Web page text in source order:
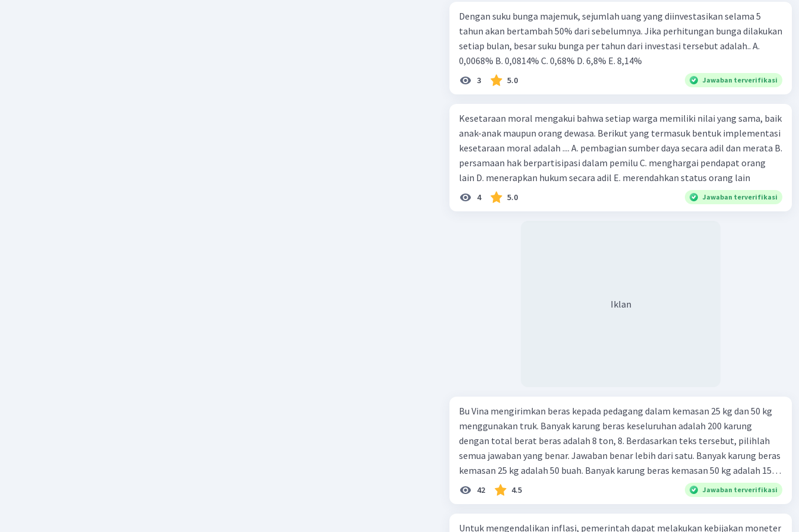
20. Nilai kehidupan yang terdapat pada kutipan teks tersebut adalah
nilai moral. Nilai moral adalah prinsip-prinsip atau tindakan yang
dianggap benar atau salah dalam konteks etika dan kebaikan. Dalam
kutipan teks tersebut, nilai moral yang terdapat adalah pentingnya
memiliki rasa syukur sebagai hamba dan menghargai apa yang kita
miliki dalam hidup. Hal ini mencerminkan nilai-nilai moral seperti
Beri Rating 0.0
Dengan suku bunga majemuk, sejumlah uang yang diinvestasikan selama 5
tahun akan bertambah 50% dari sebelumnya. Jika perhitungan bunga dilakukan
setiap bulan, besar suku bunga per tahun dari investasi tersebut adalah.. A.
0,0068% B. 0,0814% C. 0,68% D. 6,8% Ε. 8,14%
3 5.0 Jawaban terverifikasi
Kesetaraan moral mengakui bahwa setiap warga memiliki nilai yang sama, baik
anak-anak maupun orang dewasa. Berikut yang termasuk bentuk implementasi
kesetaraan moral adalah .... A. pembagian sumber daya secara adil dan merata B.
persamaan hak berpartisipasi dalam pemilu C. menghargai pendapat orang
lain D. menerapkan hukum secara adil E. merendahkan status orang lain
4 5.0 Jawaban terverifikasi
Iklan
Bu Vina mengirimkan beras kepada pedagang dalam kemasan 25 kg dan 50 kg
menggunakan truk. Banyak karung beras keseluruhan adalah 200 karung
dengan total berat beras adalah 8 ton, 8. Berdasarkan teks tersebut, pilihlah
semua jawaban yang benar. Jawaban benar lebih dari satu. Banyak karung beras
kemasan 25 kg adalah 50 buah. Banyak karung beras kemasan 50 kg adalah 150
buah. Total berat beras dalam kemasan 25 kg adalah 2 ton. Perbandingan berat
beras kemasan 25 kg dan 50 kg dalam truk adalah 1: 3. 9. Berdasarkan teks
Rp14.000, berapakah biaya angkut semua beras yang harus dibayar oleh Bu
42 4.5 Jawaban terverifikasi
Untuk mengendalikan inflasi, pemerintah dapat melakukan kebijakan moneter